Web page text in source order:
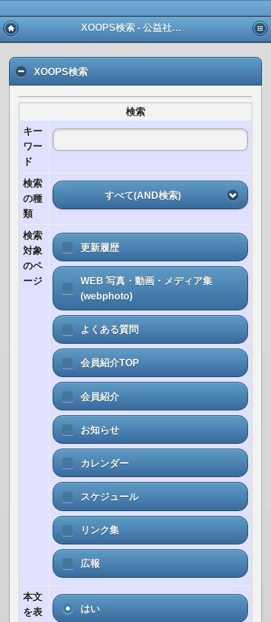
XOOPS検索 - 公益社団法人 愛知県宅地建物取引業協会 東三河支部
XOOPS検索
検索
キー
ワー
ド
検索
の種
類
すべて(AND検索)
検索
対象
のペ
ージ
更新履歴
WEB 写真・動画・メディア集
(webphoto)
よくある質問
会員紹介TOP
会員紹介
お知らせ
カレンダー
スケジュール
リンク集
広報
本文
を表
はい